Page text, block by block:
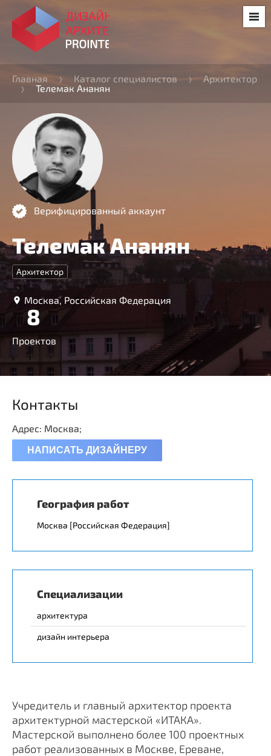
Главная Каталог специалистов
Архитектор
Телемак Ананян
Верифицированный аккаунт
Телемак Ананян
Архитектор
Москва, Российская Федерация
8
Проектов
Контакты
Адрес: Москва;
НАПИСАТЬ ДИЗАЙНЕРУ
География работ
Москва [Российская Федерация]
Специализации
архитектура
дизайн интерьера
Учредитель и главный архитектор проекта
архитектурной мастерской «ИТАКА».
Мастерской выполнено более 100 проектных
работ реализованных в Москве, Ереване,